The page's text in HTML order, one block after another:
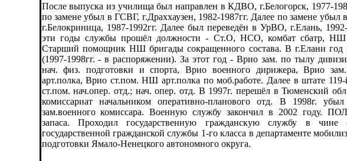
После выпуска из училища был направлен в КДВО, г.Белогорск, 1977-
по замене убыл в ГСВГ, г.Драххаузен, 1982-1987гг. Далее по замене
г.Белокриница, 1987-1992гг. Далее был переведён в УрВО, г.Елань, 1992-
эти годы службы прошёл должности - Ст.О, НСО, комбат сбатр,
Старший помощник НШ бригады сокращенного состава. В г.Елани год
(1997-1998гг. - в распоряжении). За этот год - Врио зам. по тылу
нач. физ. подготовки и спорта, Врио военного дирижера, Врио
арт.полка, Врио ст.пом. НШ арт.полка по моб.работе. Далее в штате
ст.пом. нач.опер. отд.; нач. опер. отд. В 1997г. перешёл в Тюменский
комиссариат начальником оперативно-планового отд. В 1998г.
зам.военного комиссара. Военную службу закончил в 2002 году.
запаса. Проходил государственную гражданскую службу в чине
государственной гражданской службы 1-го класса в департаменте
подготовки Ямало-Ненецкого автономного округа.